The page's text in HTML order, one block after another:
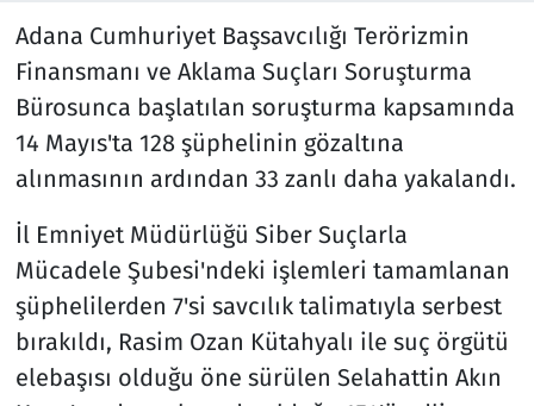
Adana Cumhuriyet Başsavcılığı Terörizmin
Finansmanı ve Aklama Suçları Soruşturma
Bürosunca başlatılan soruşturma kapsamında
14 Mayıs'ta 128 şüphelinin gözaltına
alınmasının ardından 33 zanlı daha yakalandı.
İl Emniyet Müdürlüğü Siber Suçlarla
Mücadele Şubesi'ndeki işlemleri tamamlanan
şüphelilerden 7'si savcılık talimatıyla serbest
bırakıldı, Rasim Ozan Kütahyalı ile suç örgütü
elebaşısı olduğu öne sürülen Selahattin Akın
Spor
Teknoloji ve Bilim
Televizyon